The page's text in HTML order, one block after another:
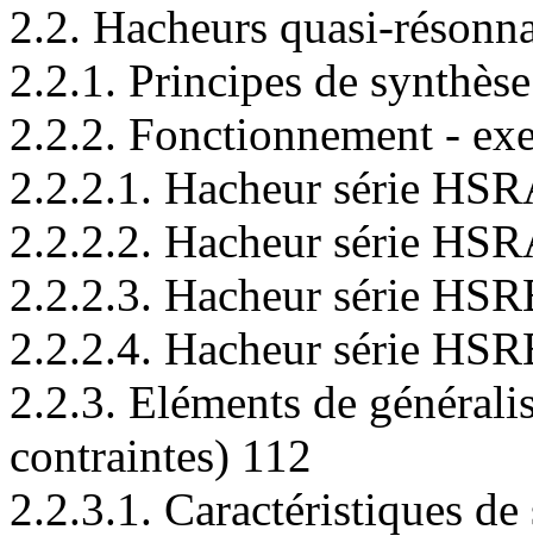
2.2. Hacheurs quasi-
2.2.1. Principes de
2.2.2. Fonctionnement -
2.2.2.1. Hacheur série
2.2.2.2. Hacheur série
2.2.2.3. Hacheur série
2.2.2.4. Hacheur série
2.2.3. Eléments de
contraintes) 112
2.2.3.1. Caractéristiques